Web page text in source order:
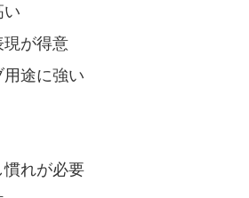
い
現が得意
途に強い
れが必要